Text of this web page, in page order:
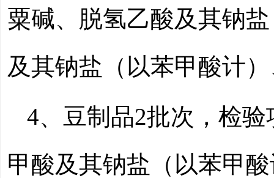
粟碱、脱氢乙酸及其钠
及其钠盐（以苯甲酸计
4、豆制品2批次，检验
甲酸及其钠盐（以苯甲